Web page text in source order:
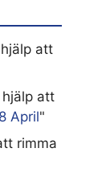
att
att
April"
rimma